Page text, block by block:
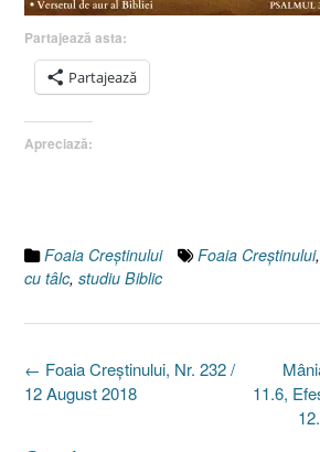
Partajează asta:
Partajează
Apreciază:
Foaia Creştinului Foaia Creştinului,
cu tâlc, studiu Biblic
Post
navigation
11.6,
← Foaia Creştinului, Nr. 232 /
12 August 2018